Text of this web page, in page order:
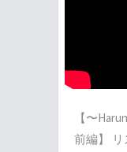
【〜
前編】